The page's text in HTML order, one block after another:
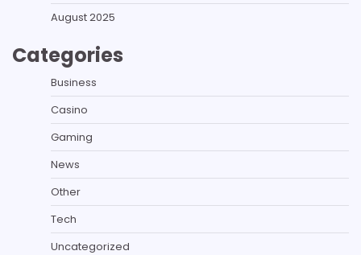
August 2025
Categories
Business
Casino
Gaming
News
Other
Tech
Uncategorized